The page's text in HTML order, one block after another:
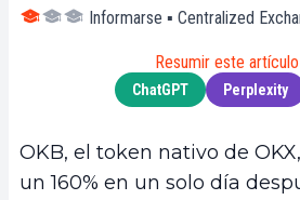
Informarse ▪ Centralized
Resumir este
ChatGPT Perplexity
OKB, el token nativo de
un 160% en un solo día